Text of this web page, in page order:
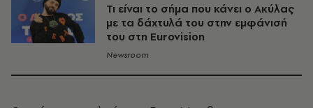
Τι είναι το σήμα που κάνει ο Ακύλας
με τα δάχτυλά του στην εμφάνισή
του στη Eurovision
Newsroom